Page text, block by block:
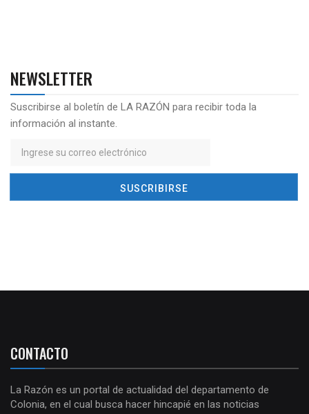
NEWSLETTER
Suscribirse al boletín de LA RAZÓN para recibir toda la
información al instante.
CONTACTO
La Razón es un portal de actualidad del departamento de
Colonia, en el cual busca hacer hincapié en las noticias